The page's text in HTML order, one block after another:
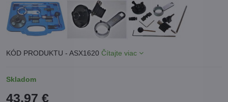
KÓD PRODUKTU - ASX1620 Čítajte viac
Skladom
43,97 €